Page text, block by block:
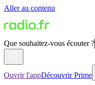
Aller au contenu
Que souhaitez-vous écouter ?
Ouvrir l'appDécouvrir Prime